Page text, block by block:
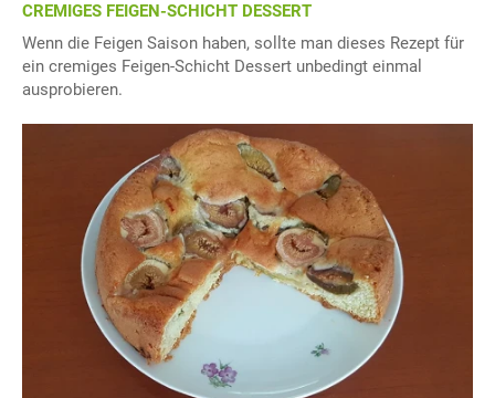
CREMIGES FEIGEN-SCHICHT DESSERT
Wenn die Feigen Saison haben, sollte man dieses Rezept für
ein cremiges Feigen-Schicht Dessert unbedingt einmal
ausprobieren.